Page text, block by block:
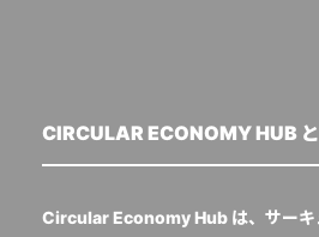
CIRCULAR ECONOMY HUB
Circular Economy Hub は、サーキ